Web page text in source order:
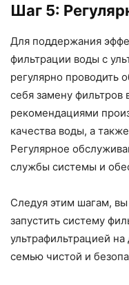
Шаг 5:
Для поддержания
фильтрации воды с
регулярно проводить
себя замену фильтров
рекомендациями
качества воды, а
Регулярное
службы системы и
Следуя этим шагам,
запустить систему
ультрафильтрацией
семью чистой и